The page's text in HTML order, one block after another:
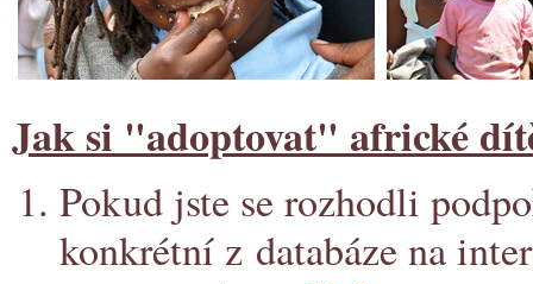
Jak si "adoptovat" africké
Pokud jste se rozhodli
konkrétní z databáze na